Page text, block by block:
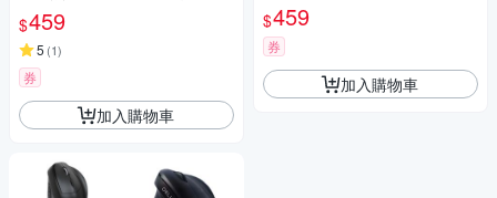
墊｜6鍵 手腕救星 62°黃金傾角
無線滑鼠 直立式滑鼠 充電滑鼠
超長續航
$459
5 (1)
券
加入購物車
滑鼠墊｜6鍵 手腕救星 62°黃金
傾角 無線滑鼠 直立式滑鼠 充電
滑鼠 超長續航
$459
券
加入購物車